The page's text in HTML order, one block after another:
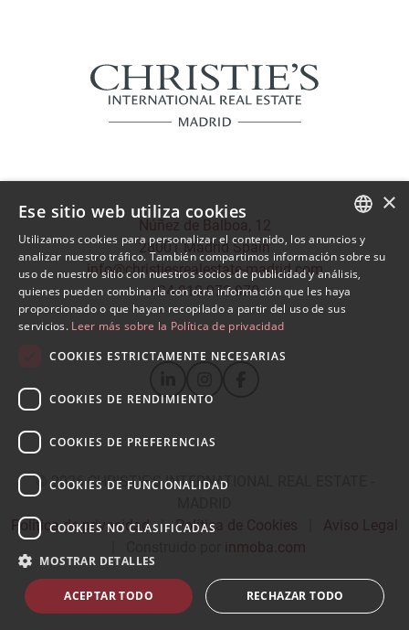
Núñez de Balboa, 12
28001 Madrid Spain
info@christiesrealestate-madrid.com
+34 910 970 970
© 2026CHRISTIE'S INTERNATIONAL REAL ESTATE -
Política de privacidad
| Política de Cookies
Aviso Legal
inmoba.com
SPANISH
ENGLISH
×
Ese sitio web utiliza cookies
Utilizamos cookies para personalizar el contenido, los anuncios y
analizar nuestro tráfico. También compartimos información sobre su
uso de nuestro sitio con nuestros socios de publicidad y análisis,
quienes pueden combinarla con otra información que les haya
proporcionado o que hayan recopilado a partir del uso de sus
servicios. Leer más sobre la Política de privacidad
COOKIES ESTRICTAMENTE NECESARIAS
COOKIES DE RENDIMIENTO
COOKIES DE PREFERENCIAS
COOKIES DE FUNCIONALIDAD
COOKIES NO CLASIFICADAS
MOSTRAR DETALLES
ACEPTAR TODO RECHAZAR TODO